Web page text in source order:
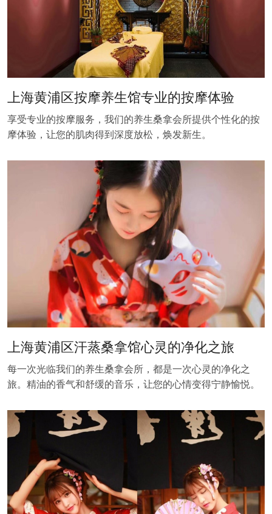
上海黄浦区按摩养生馆专业的按摩体验
享受专业的按摩服务，我们的养生桑拿会所提供个性化的按
摩体验，让您的肌肉得到深度放松，焕发新生。
上海黄浦区汗蒸桑拿馆心灵的净化之旅
每一次光临我们的养生桑拿会所，都是一次心灵的净化之
旅。精油的香气和舒缓的音乐，让您的心情变得宁静愉悦。